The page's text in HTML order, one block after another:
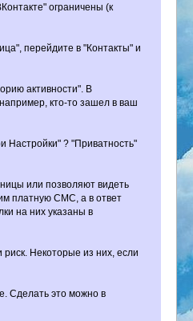
ограничены (к
перейдите в "Контакты" и
активности". В
кто-то зашел в ваш
Настройки" ? "Приватность"
или позволяют видеть
платную СМС, а в ответ
на них указаны в
Некоторые из них, если
Сделать это можно в